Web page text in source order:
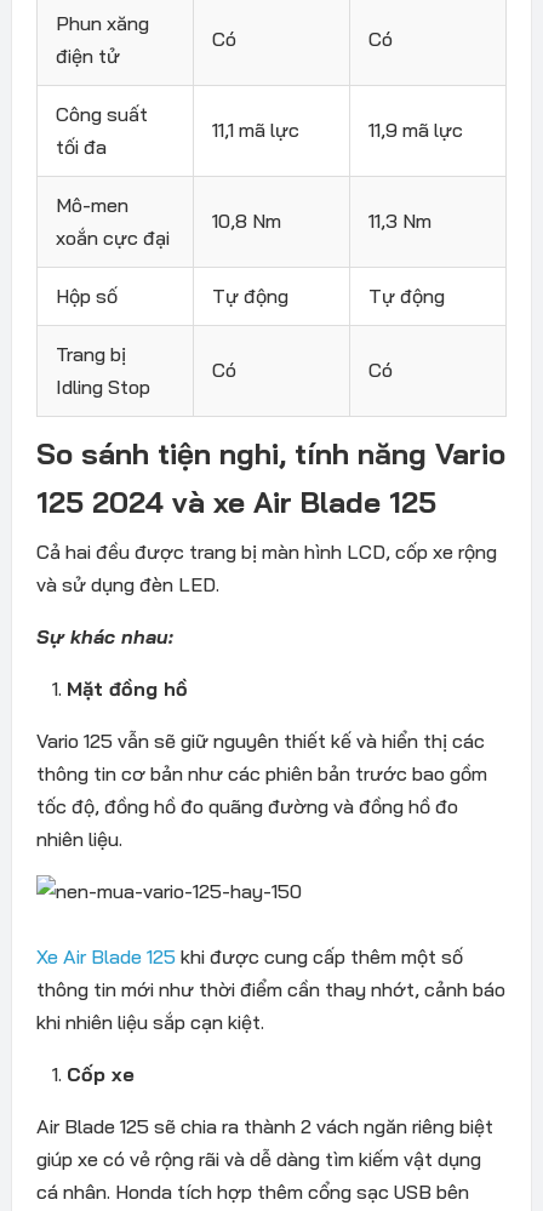
Phun xăng
điện tử
Có Có
Công suất
tối đa
11,1 mã lực 11,9 mã lực
Mô-men
xoắn cực đại
10,8 Nm 11,3 Nm
Hộp số Tự động Tự động
Trang bị
Idling Stop
Có Có
So sánh tiện nghi, tính năng Vario
125 2024 và xe Air Blade 125
Cả hai đều được trang bị màn hình LCD, cốp xe rộng
và sử dụng đèn LED.
Sự khác nhau:
Mặt đồng hồ
Vario 125 vẫn sẽ giữ nguyên thiết kế và hiển thị các
thông tin cơ bản như các phiên bản trước bao gồm
tốc độ, đồng hồ đo quãng đường và đồng hồ đo
nhiên liệu.
Xe Air Blade 125khi được cung cấp thêm một số
thông tin mới như thời điểm cần thay nhớt, cảnh báo
khi nhiên liệu sắp cạn kiệt.
Cốp xe
Air Blade 125 sẽ chia ra thành 2 vách ngăn riêng biệt
giúp xe có vẻ rộng rãi và dễ dàng tìm kiếm vật dụng
cá nhân. Honda tích hợp thêm cổng sạc USB bên